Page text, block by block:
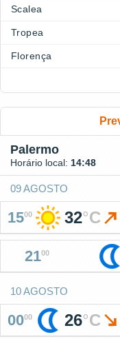
Scalea
Tropea
Florença
Palermo
Horário local: 14:48
09 AGOSTO
1500 32°C
2100
10 AGOSTO
0000 26°C